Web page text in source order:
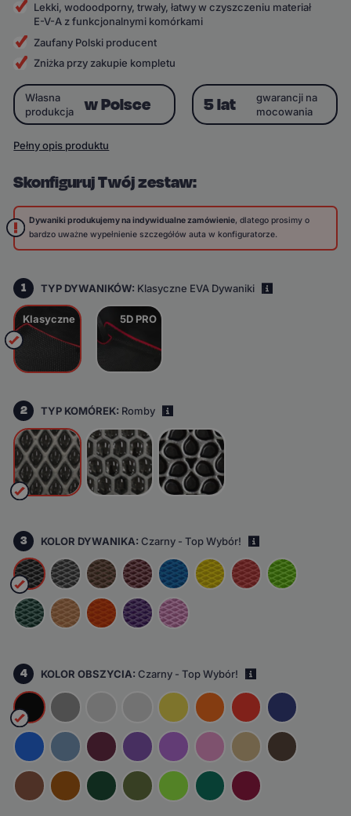
Lekki, wodoodporny, trwały, łatwy w czyszczeniu materiał
E-V-A z funkcjonalnymi komórkami
Zaufany Polski producent
Zniżka przy zakupie kompletu
Skonfiguruj Twój zestaw:
Dywaniki produkujemy na indywidualne zamówienie, dlatego prosimy o
bardzo uważne wypełnienie szczegółów auta w konfiguratorze.
1 TYP DYWANIKÓW: Klasyczne EVA Dywaniki
Klasyczne 5D PRO
2 TYP KOMÓREK: Romby
3 KOLOR DYWANIKA:Czarny - Top Wybór!
4 KOLOR OBSZYCIA:Czarny - Top Wybór!
Własna
produkcja
w Polsce 5 lat
gwarancji na
mocowania
Pełny opis produktu